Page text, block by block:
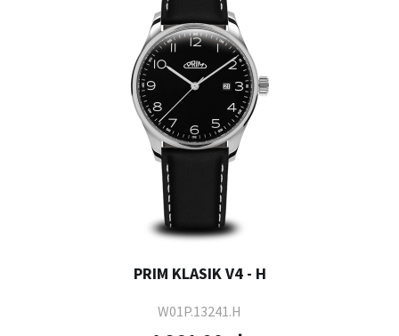
PRIM KLASIK V4 - H
W01P.13241.H